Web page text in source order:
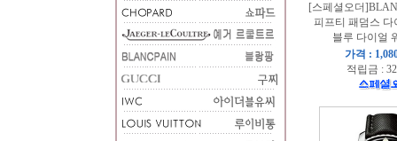
[스페셜오더
피프티 패덤스 다
블루 다이얼
가격 :
적립금 :